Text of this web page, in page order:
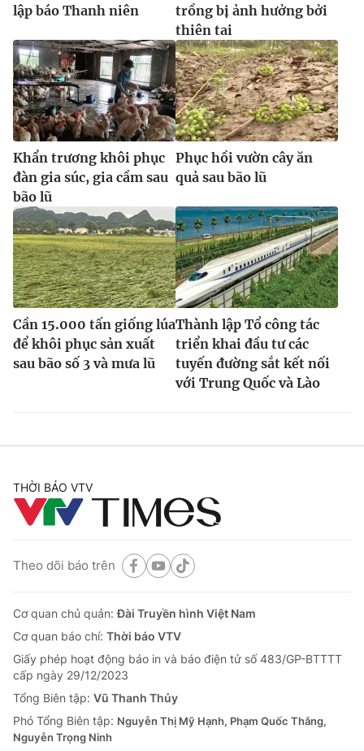
lập báo Thanh niên
trồng bị ảnh hưởng bởi
thiên tai
Khẩn trương khôi phục
đàn gia súc, gia cầm sau
bão lũ
Phục hồi vườn cây ăn
quả sau bão lũ
Cần 15.000 tấn giống lúa
để khôi phục sản xuất
sau bão số 3 và mưa lũ
Thành lập Tổ công tác
triển khai đầu tư các
tuyến đường sắt kết nối
với Trung Quốc và Lào
THỜI BÁO VTV
Theo dõi báo trên
Cơ quan chủ quản:Đài Truyền hình Việt Nam
Cơ quan báo chí: Thời báo VTV
Giấy phép hoạt động báo in và báo điện tử số 483/GP-BTTTT
cấp ngày 29/12/2023
Tổng Biên tập: Vũ Thanh Thủy
Phó Tổng Biên tập: Nguyễn Thị Mỹ Hạnh, Phạm Quốc Thắng,
Nguyễn Trọng Ninh